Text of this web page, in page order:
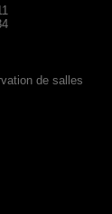
de salles